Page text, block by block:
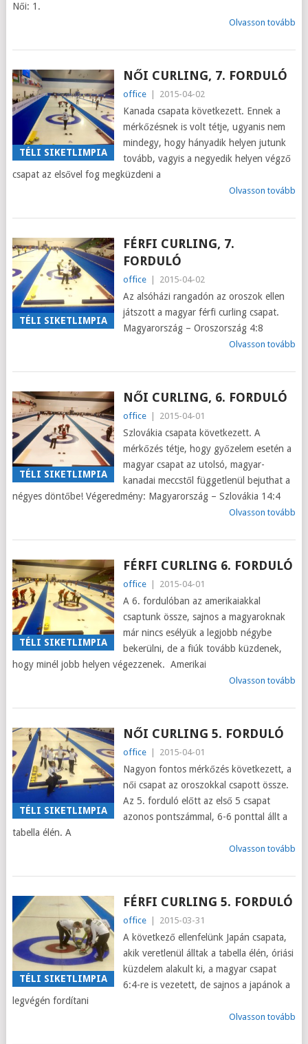
Női: 1.
Olvasson tovább
TÉLI SIKETLIMPIA
NŐI CURLING, 7. FORDULÓ
office 2015-04-02
Kanada csapata következett. Ennek a
mérkőzésnek is volt tétje, ugyanis nem
mindegy, hogy hányadik helyen jutunk
tovább, vagyis a negyedik helyen végző
csapat az elsővel fog megküzdeni a
Olvasson tovább
TÉLI SIKETLIMPIA
FÉRFI CURLING, 7.
FORDULÓ
office 2015-04-02
Az alsóházi rangadón az oroszok ellen
játszott a magyar férfi curling csapat.
Magyarország – Oroszország 4:8
Olvasson tovább
TÉLI SIKETLIMPIA
NŐI CURLING, 6. FORDULÓ
office 2015-04-01
Szlovákia csapata következett. A
mérkőzés tétje, hogy győzelem esetén a
magyar csapat az utolsó, magyar-
kanadai meccstől függetlenül bejuthat a
négyes döntőbe! Végeredmény: Magyarország – Szlovákia 14:4
Olvasson tovább
TÉLI SIKETLIMPIA
FÉRFI CURLING 6. FORDULÓ
office 2015-04-01
A 6. fordulóban az amerikaiakkal
csaptunk össze, sajnos a magyaroknak
már nincs esélyük a legjobb négybe
bekerülni, de a fiúk tovább küzdenek,
hogy minél jobb helyen végezzenek. Amerikai
Olvasson tovább
TÉLI SIKETLIMPIA
NŐI CURLING 5. FORDULÓ
office 2015-04-01
Nagyon fontos mérkőzés következett, a
női csapat az oroszokkal csapott össze.
Az 5. forduló előtt az első 5 csapat
azonos pontszámmal, 6-6 ponttal állt a
tabella élén. A
Olvasson tovább
TÉLI SIKETLIMPIA
FÉRFI CURLING 5. FORDULÓ
office 2015-03-31
A következő ellenfelünk Japán csapata,
akik veretlenül álltak a tabella élén, óriási
küzdelem alakult ki, a magyar csapat
6:4-re is vezetett, de sajnos a japánok a
legvégén fordítani
Olvasson tovább